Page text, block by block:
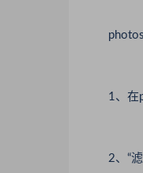
1、在
2、“滤镜